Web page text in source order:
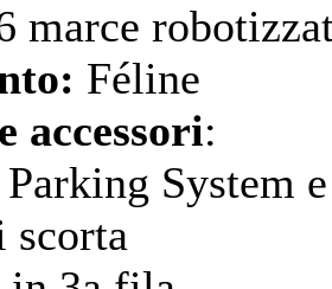
marce
Féline
accessori:
System
scorta